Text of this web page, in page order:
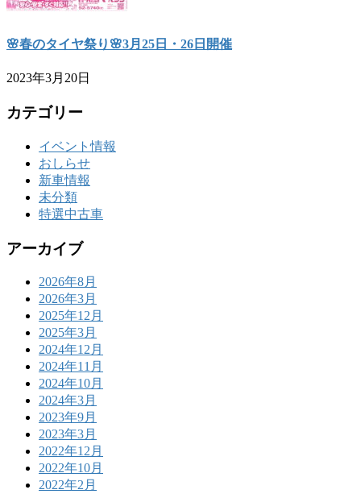
🌸春のタイヤ祭り🌸3月25日・26日開催
2023年3月20日
カテゴリー
イベント情報
おしらせ
新車情報
未分類
特選中古車
アーカイブ
2026年8月
2026年3月
2025年12月
2025年3月
2024年12月
2024年11月
2024年10月
2024年3月
2023年9月
2023年3月
2022年12月
2022年10月
2022年2月